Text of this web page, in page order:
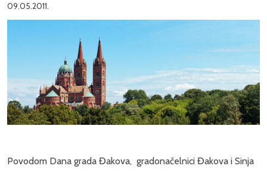
09.05.2011.
Povodom Dana grada Đakova, gradonačelnici Đakova i Sinja